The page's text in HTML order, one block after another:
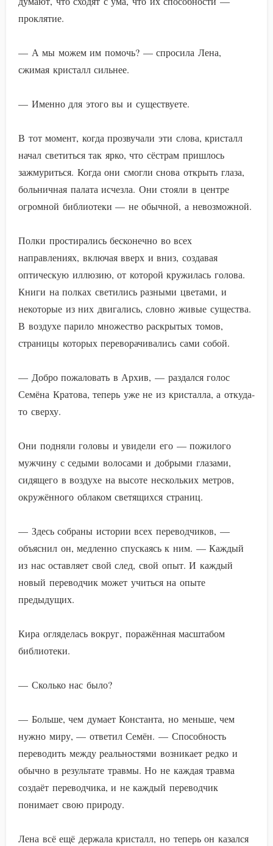
проклятие.
— А мы можем им помочь? — спросила Лена,
сжимая кристалл сильнее.
— Именно для этого вы и существуете.
В тот момент, когда прозвучали эти слова, кристалл
начал светиться так ярко, что сёстрам пришлось
зажмуриться. Когда они смогли снова открыть глаза,
больничная палата исчезла. Они стояли в центре
огромной библиотеки — не обычной, а невозможной.
Полки простирались бесконечно во всех
направлениях, включая вверх и вниз, создавая
оптическую иллюзию, от которой кружилась голова.
Книги на полках светились разными цветами, и
некоторые из них двигались, словно живые существа.
В воздухе парило множество раскрытых томов,
страницы которых переворачивались сами собой.
— Добро пожаловать в Архив, — раздался голос
Семёна Кратова, теперь уже не из кристалла, а откуда-
то сверху.
Они подняли головы и увидели его — пожилого
мужчину с седыми волосами и добрыми глазами,
сидящего в воздухе на высоте нескольких метров,
окружённого облаком светящихся страниц.
— Здесь собраны истории всех переводчиков, —
объяснил он, медленно спускаясь к ним. — Каждый
из нас оставляет свой след, свой опыт. И каждый
новый переводчик может учиться на опыте
предыдущих.
Кира огляделась вокруг, поражённая масштабом
библиотеки.
— Сколько нас было?
— Больше, чем думает Константа, но меньше, чем
нужно миру, — ответил Семён. — Способность
переводить между реальностями возникает редко и
обычно в результате травмы. Но не каждая травма
создаёт переводчика, и не каждый переводчик
понимает свою природу.
Лена всё ещё держала кристалл, но теперь он казался